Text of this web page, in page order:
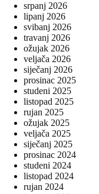
srpanj 2026
lipanj 2026
svibanj 2026
travanj 2026
ožujak 2026
veljača 2026
siječanj 2026
prosinac 2025
studeni 2025
listopad 2025
rujan 2025
ožujak 2025
veljača 2025
siječanj 2025
prosinac 2024
studeni 2024
listopad 2024
rujan 2024